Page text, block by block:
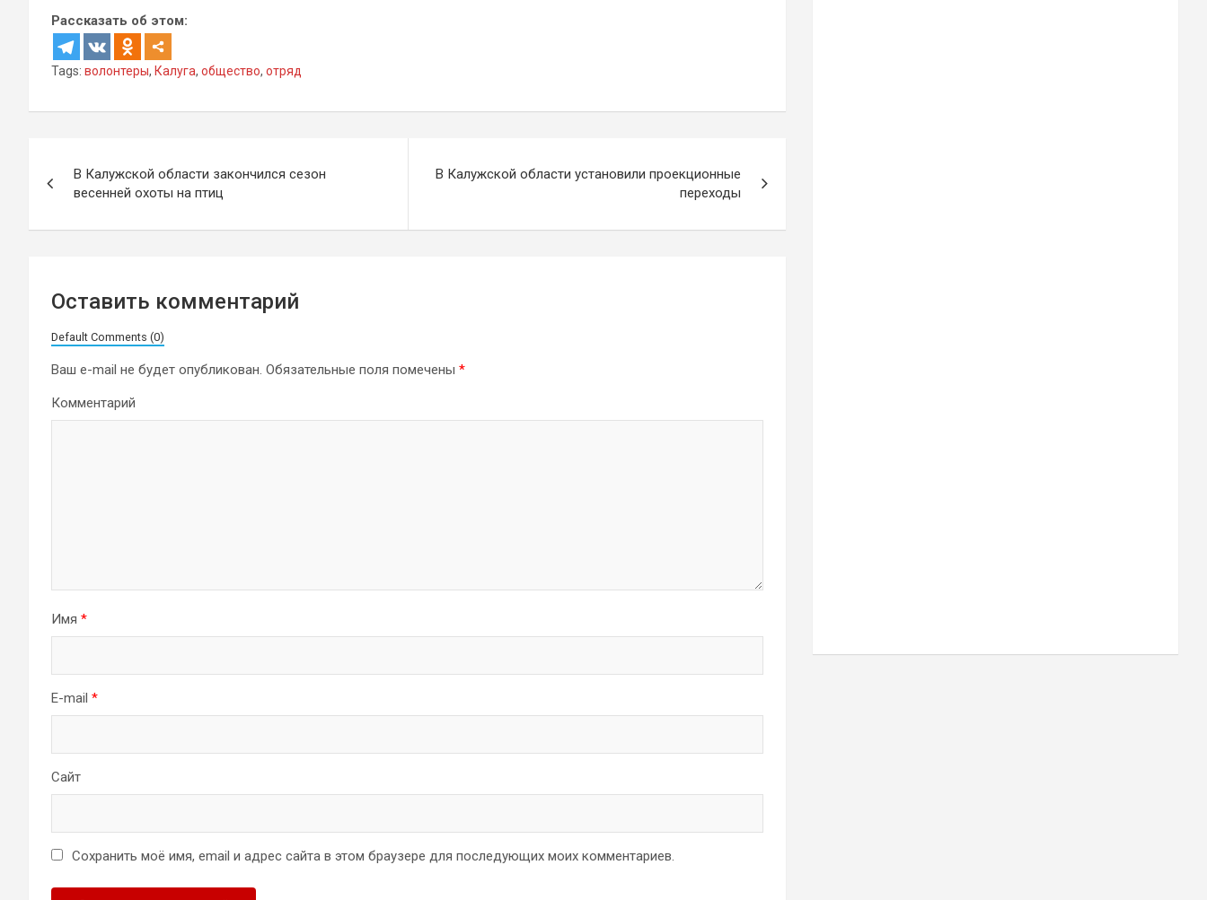
Рассказать об этом:
Tags: волонтеры, Калуга, общество, отряд
по
записям
В Калужской области закончился сезон
весенней охоты на птиц
В Калужской области установили проекционные
переходы
Оставить комментарий
Default Comments (0)
Ваш e-mail не будет опубликован. Обязательные поля помечены *
Комментарий
Имя *
E-mail *
Сайт
Сохранить моё имя, email и адрес сайта в этом браузере для последующих моих комментариев.